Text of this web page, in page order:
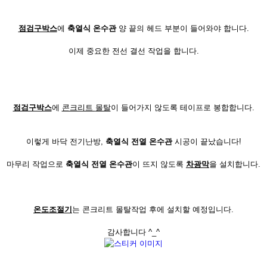
점검구박스에 축열식 온수관 양 끝의 헤드 부분이 들어와야 합니다.
이제 중요한 전선 결선 작업을 합니다.
점검구박스에 콘크리트 몰탈이 들어가지 않도록 테이프로 봉합합니다.
이렇게 바닥 전기난방, 축열식 전열 온수관시공이 끝났습니다!
마무리 작업으로 축열식 전열 온수관이 뜨지 않도록 차광막을 설치합니다.
온도조절기 는 콘크리트 몰탈작업 후에 설치할 예정입니다.
감사합니다 ^_^